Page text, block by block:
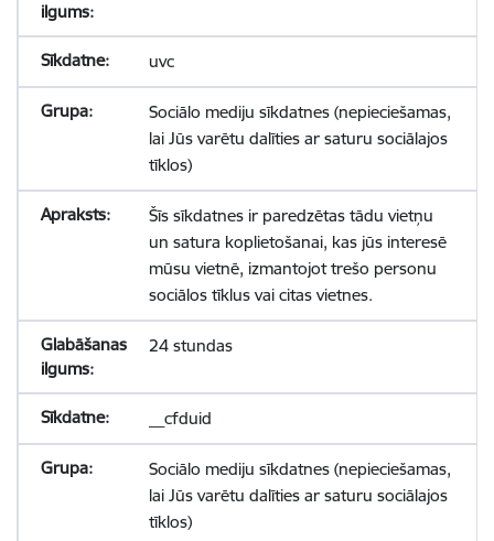
uvc
Sociālo mediju sīkdatnes (nepieciešamas,
lai Jūs varētu dalīties ar saturu sociālajos
tīklos)
Šīs sīkdatnes ir paredzētas tādu vietņu
un satura koplietošanai, kas jūs interesē
mūsu vietnē, izmantojot trešo personu
sociālos tīklus vai citas vietnes.
24 stundas
__cfduid
Sociālo mediju sīkdatnes (nepieciešamas,
lai Jūs varētu dalīties ar saturu sociālajos
tīklos)